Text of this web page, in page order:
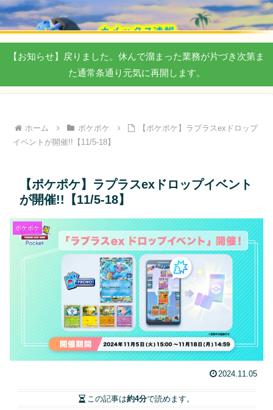
【お知らせ】戻りました。休んで溜まった業務が片づき次第ま
た通常条通り元気に再開します。
ホーム ポケポケ
【ポケポケ】ラプラスexドロップ
イベントが開催!!【11/5-18】
【ポケポケ】ラプラスexドロップイベント
が開催!!【11/5-18】
ポケポケ
2024.11.05
この記事は約4分で読めます。